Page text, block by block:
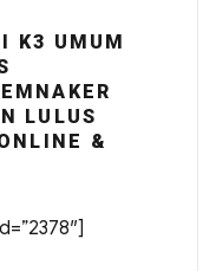
K3 UMUM
LULUS
&